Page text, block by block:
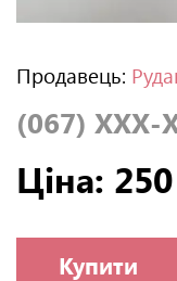
Продавець:
(067) XXX-
Ціна:
Купити